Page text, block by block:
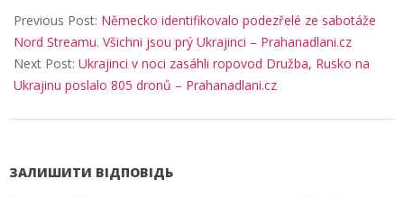
09-
06
Previous Post: Německo identifikovalo podezřelé ze sabotáže
Nord Streamu. Všichni jsou prý Ukrajinci – Prahanadlani.cz
Next Post: Ukrajinci v noci zasáhli ropovod Družba, Rusko na
Ukrajinu poslalo 805 dronů – Prahanadlani.cz
ЗАЛИШИТИ ВІДПОВІДЬ